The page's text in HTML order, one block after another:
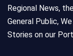
Regional News,
General Public,
Stories on our